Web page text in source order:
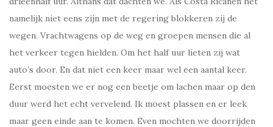
namelijk niet eens zijn met de regering blokkeren zij de
wegen. Vrachtwagens op de weg en groepen mensen die al
het verkeer tegen hielden. Om het half uur lieten zij wat
auto’s door. En dat niet een keer maar wel een aantal keer.
Eerst moesten we er nog een beetje om lachen maar op den
duur werd het echt vervelend. Ik moest plassen en er leek
maar geen einde aan te komen. Even mochten we doorrijden